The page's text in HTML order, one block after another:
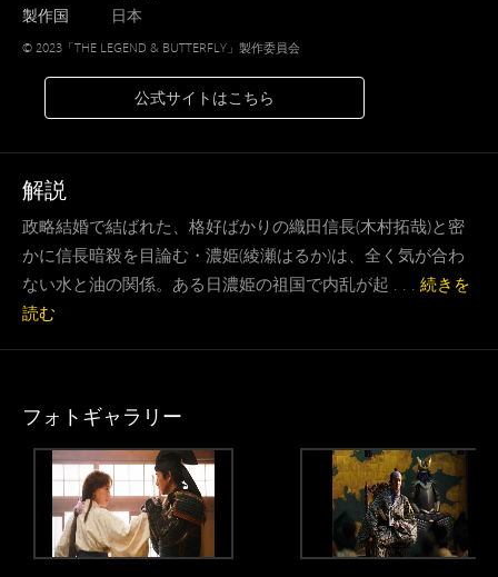
製作国
日本
© 2023「THE LEGEND & BUTTERFLY」製作委員会
公式サイトはこちら
解説
政略結婚で結ばれた、格好ばかりの織田信長(木村拓哉)と密
かに信長暗殺を目論む・濃姫(綾瀬はるか)は、全く気が合わ
ない水と油の関係。ある日濃姫の祖国で内乱が起 . . . 続きを
読む
フォトギャラリー